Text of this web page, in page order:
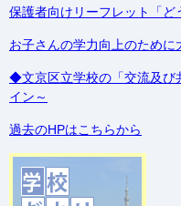
保護者向けリーフレット「
お子さんの学力向上のために
◆文京区立学校の「交流及び
イン～
過去のHPはこちらから